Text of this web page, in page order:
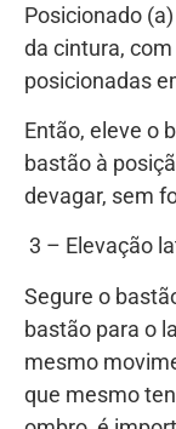
Posicionado
da cintura,
posicionadas
Então, eleve o
bastão à
devagar, sem
3 – Elevação
Segure o
bastão para o
mesmo
que mesmo